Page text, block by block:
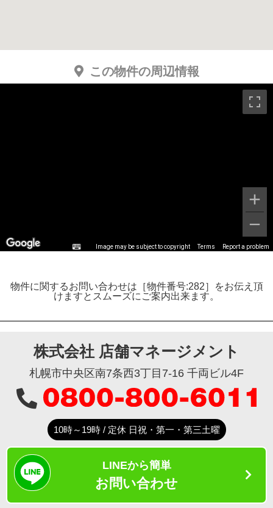
この物件の周辺情報
Image may be subject to copyright Terms Report a problem
物件に関するお問い合わせは［物件番号:282］をお伝え頂
けますとスムーズにご案内出来ます。
株式会社 店舗マネージメント
札幌市中央区南7条西3丁目7-16 千両ビル4F
10時～19時 / 定休 日祝・第一・第三土曜
LINEから簡単
お問い合わせ